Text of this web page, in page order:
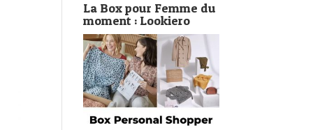
La Box pour Femme du
moment : Lookiero